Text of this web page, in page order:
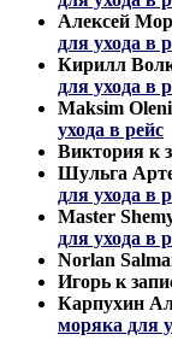
Алексей
для ухода в
Кирилл
для ухода в
Maksim
ухода в рейс
Виктория к
Шульга
для ухода в
Master
для ухода в
Norlan
Игорь к
Карпухин
моряка для